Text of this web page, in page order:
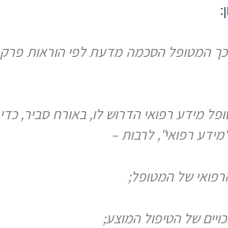
לכך המטופל הסכמה מדעתלפי הוראות פרק
רפואי הדרוש לו, באורח סביר, כדי
רפואי", לרבות –
של המטופל;
של הטיפול המוצע;